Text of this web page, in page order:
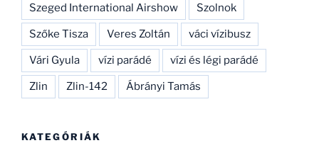
Szeged International Airshow Szolnok
Szőke Tisza Veres Zoltán váci vízibusz
Vári Gyula vízi parádé vízi és légi parádé
Zlin Zlin-142 Ábrányi Tamás
KATEGÓRIÁK